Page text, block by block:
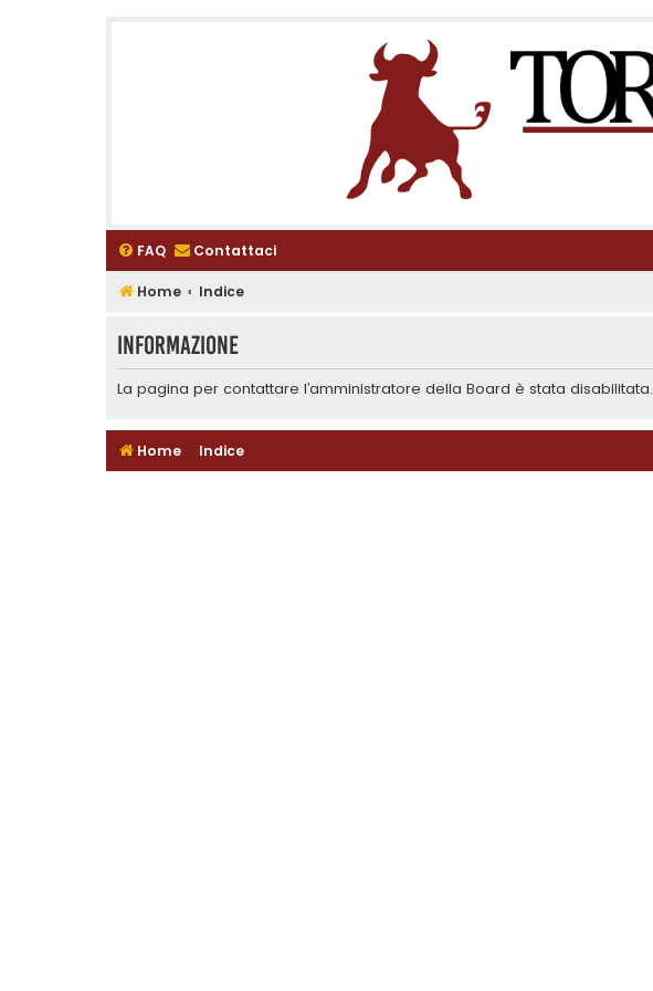
FAQ Contattaci
Home Indice
Informazione
La pagina per contattare l’amministratore della Board è stata disabilitata.
Home Indice